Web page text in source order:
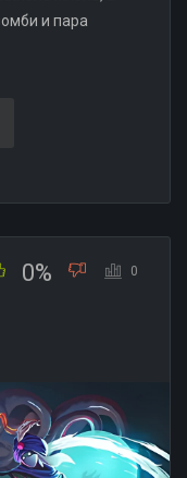
и пара
0% 0